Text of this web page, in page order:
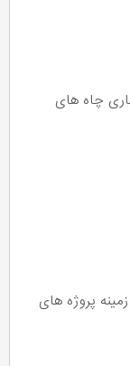
چاه های
پروژه های